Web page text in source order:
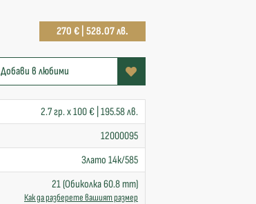
270 € | 528.07 лв.
Добави в любими
2.7 гр. x 100 € | 195.58 лв.
12000095
Злато 14к/585
21 (Обиколка 60.8 mm)
Как да разберете вашият размер